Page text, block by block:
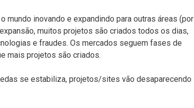
inovando e expandindo para outras áreas (por
muitos projetos são criados todos os dias,
e fraudes. Os mercados seguem fases de
mais projetos são criados.
se estabiliza, projetos/sites vão desaparecendo